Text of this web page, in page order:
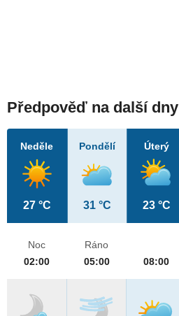
Předpověď na další dny
Neděle
27 °C
Pondělí
31 °C
Úterý
23 °C
Noc
02:00
Ráno
05:00
08:00